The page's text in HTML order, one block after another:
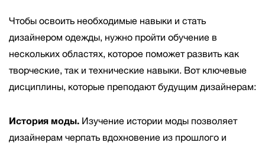
Чтобы освоить необходимые навыки и стать
дизайнером одежды, нужно пройти обучение в
нескольких областях, которое поможет развить как
творческие, так и технические навыки. Вот ключевые
дисциплины, которые преподают будущим дизайнерам:
История моды. Изучение истории моды позволяет
дизайнерам черпать вдохновение из прошлого и